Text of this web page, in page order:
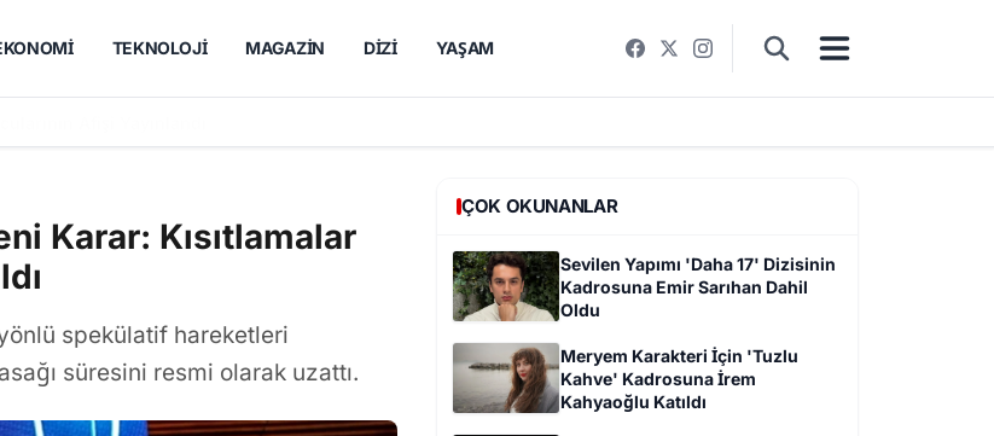
TEKNOLOJI MAGAZIN DIZI YAŞAM
Karar: Kısıtlamalar
spekülatif hareketleri
süresini resmi olarak uzattı.
ÇOK OKUNANLAR
Sevilen Yapımı 'Daha 17' Dizisinin
Kadrosuna Emir Sarıhan Dahil
Oldu
Meryem Karakteri İçin 'Tuzlu
Kahve' Kadrosuna İrem
Kahyaoğlu Katıldı